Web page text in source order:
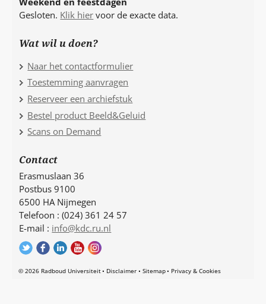
Gesloten. Klik hier voor de exacte data.
Wat wil u doen?
Naar het contactformulier
Toestemming aanvragen
Reserveer een archiefstuk
Bestel product Beeld&Geluid
Scans on Demand
Contact
Erasmuslaan 36
Postbus 9100
6500 HA Nijmegen
Telefoon : (024) 361 24 57
E-mail : info@kdc.ru.nl
© 2026 Radboud Universiteit Disclaimer Sitemap Privacy & Cookies